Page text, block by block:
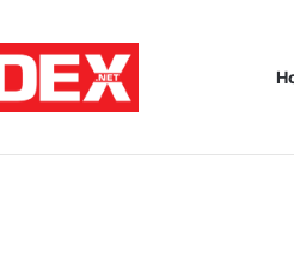
moraliziraju o Oluji, ali i dalje